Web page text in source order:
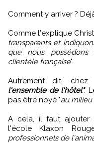
Comment y arriver ?
Comme l'explique
transparents et
que nous
clientèle française".
Autrement dit, chez
l'ensemble de l'hôtel".
pas être noyé "au
A cela, il faut ajouter
l'école Klaxon
professionnels de